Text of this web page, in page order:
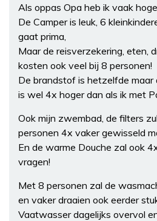
Als oppas Opa heb ik vaak
De Camper is leuk, 6
gaat prima,
Maar de reisverzekering, eten,
kosten ook veel bij 8 personen!
De brandstof is hetzelfde maar
is wel 4x hoger dan als ik met
Ook mijn zwembad, de filters
personen 4x vaker gewisseld
En de warme Douche zal ook
vragen!
Met 8 personen zal de
en vaker draaien ook eerder
Vaatwasser dagelijks overvol